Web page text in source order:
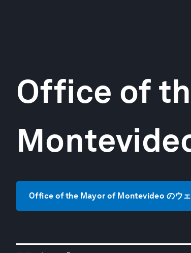
Office of
Office of the Mayor of Montevideo のウェ